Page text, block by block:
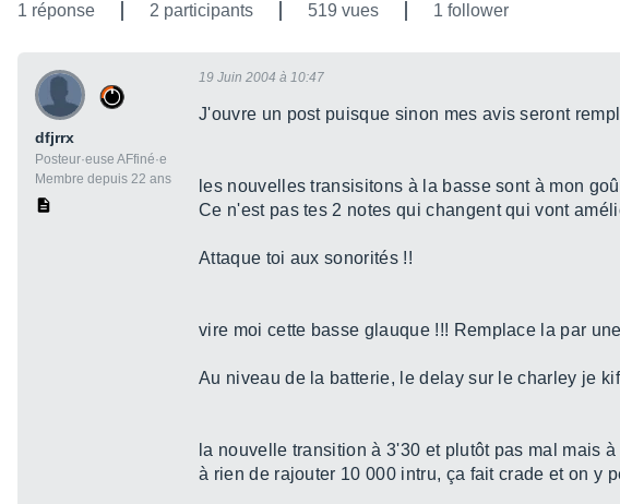
1 réponse 2 participants 519 vues 1 follower
dfjrrx
Posteur·euse AFfiné·e
Membre depuis 22 ans
19 Juin 2004 à 10:47
J'ouvre un post puisque sinon mes avis seront
les nouvelles transisitons à la basse sont à mon
Ce n'est pas tes 2 notes qui changent qui vont
Attaque toi aux sonorités !!
vire moi cette basse glauque !!! Remplace la par
Au niveau de la batterie, le delay sur le charley je
la nouvelle transition à 3'30 et plutôt pas mal mais
à rien de rajouter 10 000 intru, ça fait crade et on y